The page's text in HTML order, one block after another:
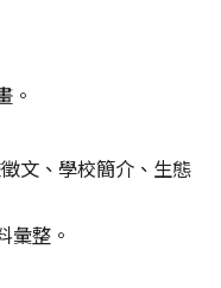
。
文、學校簡介、生態
彙整。